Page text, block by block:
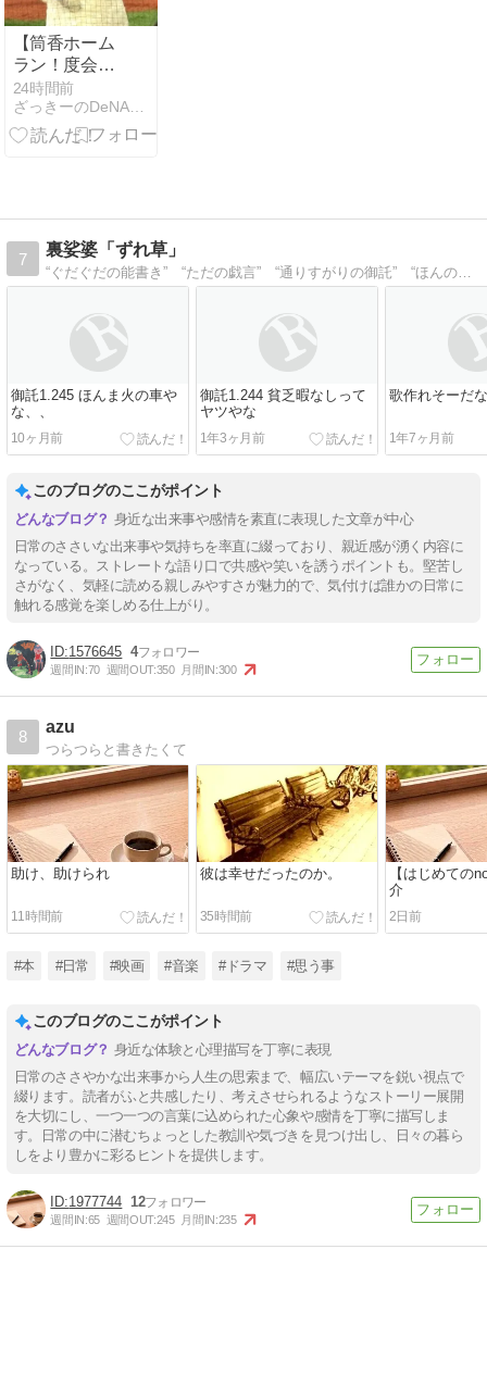
【筒香ホーム
ラン！度会の
決勝打！平良
の好投！】ベ
イスターズvs
24時間前
ざっきーのDeNAベイスターズ雑記
7
裏娑婆「ずれ草」
“ぐだぐだの能書き” “ただの戯言” “通りすがりの御託” “ほんのボヤでありたい” “日々是“乙”を目指して。。”
御託1.245 ほんま火の車や
な、、
10ヶ月前
御託1.244 貧乏暇なしって
ヤツやな
1年3ヶ月前
歌作れそーだ
1年7ヶ月前
このブログのここがポイント
身近な出来事や感情を素直に表現した文章が中心
日常のささいな出来事や気持ちを率直に綴っており、親近感が湧く内容に
なっている。ストレートな語り口で共感や笑いを誘うポイントも。堅苦し
さがなく、気軽に読める親しみやすさが魅力的で、気付けば誰かの日常に
触れる感覚を楽しめる仕上がり。
1576645 4
週間IN:70 週間OUT:350 月間IN:300
8
azu
つらつらと書きたくて
助け、助けられ
11時間前
彼は幸せだったのか。
35時間前
【はじめての
介
2日前
#本 #日常 #映画 #音楽 #ドラマ #思う事
このブログのここがポイント
身近な体験と心理描写を丁寧に表現
日常のささやかな出来事から人生の思索まで、幅広いテーマを鋭い視点で
綴ります。読者がふと共感したり、考えさせられるようなストーリー展開
を大切にし、一つ一つの言葉に込められた心象や感情を丁寧に描写しま
す。日常の中に潜むちょっとした教訓や気づきを見つけ出し、日々の暮ら
しをより豊かに彩るヒントを提供します。
1977744 12
週間IN:65 週間OUT:245 月間IN:235